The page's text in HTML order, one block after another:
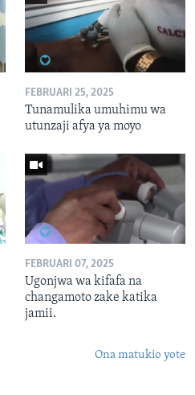
FEBRUARI 25, 2025
Tunamulika umuhimu wa
utunzaji afya ya moyo
FEBRUARI 07, 2025
Ugonjwa wa kifafa na
changamoto zake katika
jamii.
Ona matukio yote